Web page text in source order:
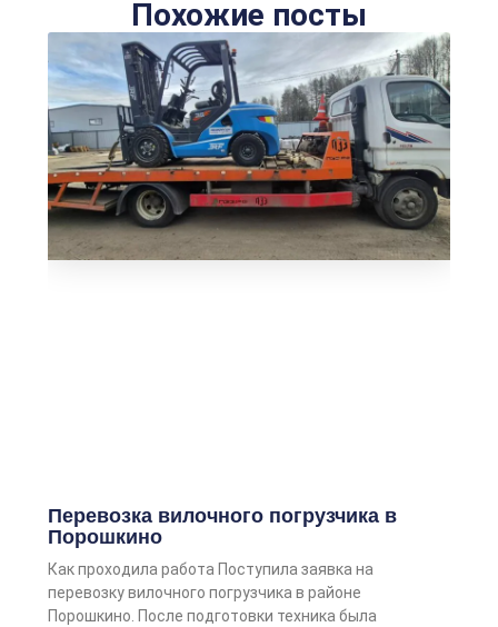
Похожие посты
Перевозка вилочного погрузчика в
Порошкино
Как проходила работа Поступила заявка на
перевозку вилочного погрузчика в районе
Порошкино. После подготовки техника была